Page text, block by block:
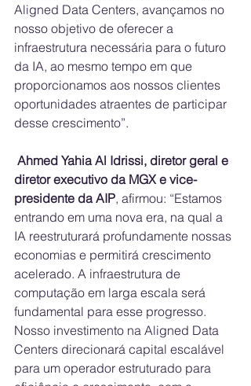
Aligned Data Centers, avançamos no
nosso objetivo de oferecer a
infraestrutura necessária para o futuro
da IA, ao mesmo tempo em que
proporcionamos aos nossos clientes
oportunidades atraentes de participar
desse crescimento”.
Ahmed Yahia Al Idrissi, diretor geral e
diretor executivo da MGX e vice-
presidente da AIP, afirmou: “Estamos
entrando em uma nova era, na qual a
IA reestruturará profundamente nossas
economias e permitirá crescimento
acelerado. A infraestrutura de
computação em larga escala será
fundamental para esse progresso.
Nosso investimento na Aligned Data
Centers direcionará capital escalável
para um operador estruturado para